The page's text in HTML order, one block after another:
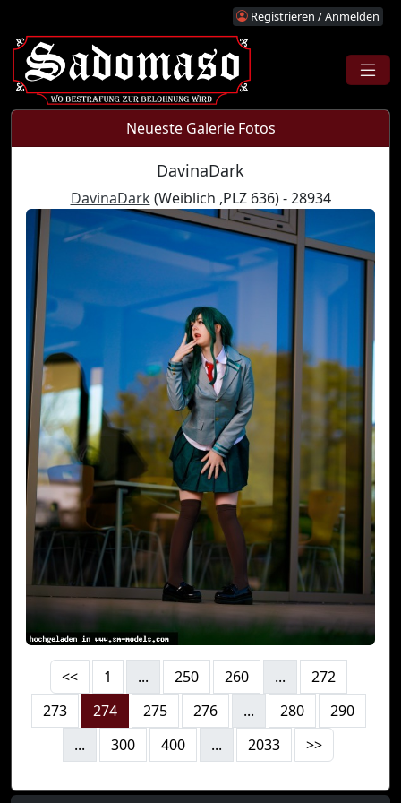
Registrieren / Anmelden
Neueste Galerie Fotos
DavinaDark
DavinaDark (Weiblich ,PLZ 636) - 28934
<< 1 ... 250 260 ...
272
273
274 275 276 ... 280
290
...
300 400 ... 2033 >>